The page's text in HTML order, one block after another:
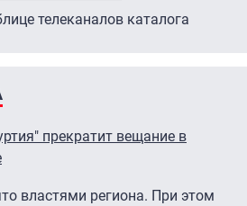
телеканалов каталога
прекратит вещание в
властями региона. При этом